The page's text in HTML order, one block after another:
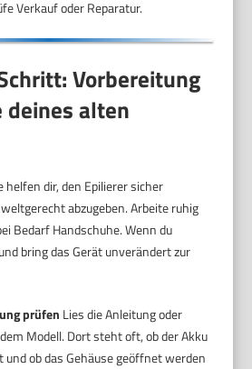
Verkauf oder Reparatur.
Vorbereitung
deines alten
helfen dir, den Epilierer sicher
abzugeben. Arbeite ruhig
Bedarf Handschuhe. Wenn du
bring das Gerät unverändert zur
prüfen Lies die Anleitung oder
Modell. Dort steht oft, ob der Akku
ob das Gehäuse geöffnet werden